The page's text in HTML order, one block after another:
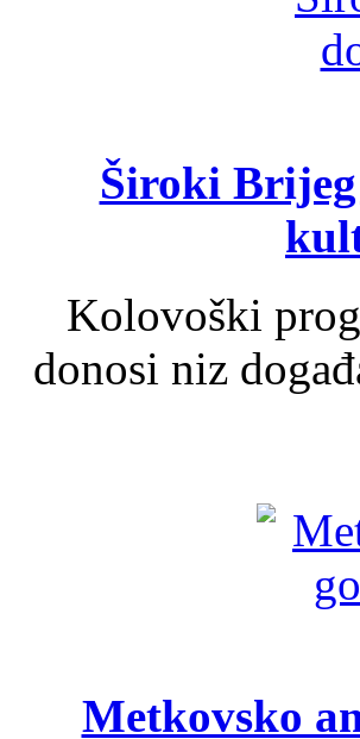
Široki
Kolovoški
donosi niz
Metkovsko